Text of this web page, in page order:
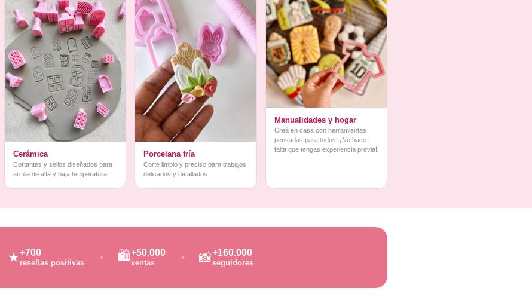
Cerámica
Cortantes y sellos diseñados para
arcilla de alta y baja temperatura
Porcelana fría
Corte limpio y preciso para trabajos
delicados y detallados
Manualidades y hogar
Creá en casa con herramientas
pensadas para todos. ¡No hace
falta que tengas experiencia previa!
★+700
reseñas positivas 🛍️+50.000
ventas 📸+160.000
seguidores